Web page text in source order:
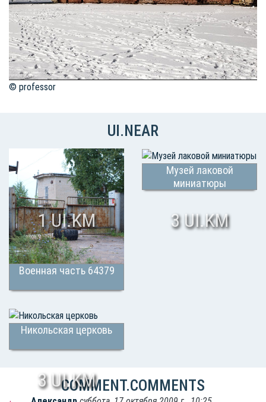
© professor
UI.NEAR
Военная часть 64379
1 UI.KM
Музей лаковой
миниатюры
3 UI.KM
Никольская церковь
3 UI.KM
COMMENT.COMMENTS